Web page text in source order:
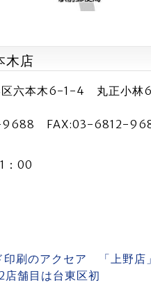
木店
六本木6-1-4 丸正小林6
9688 FAX:03-6812-
：00
印刷のアクセア 「上野店
舗目は台東区初